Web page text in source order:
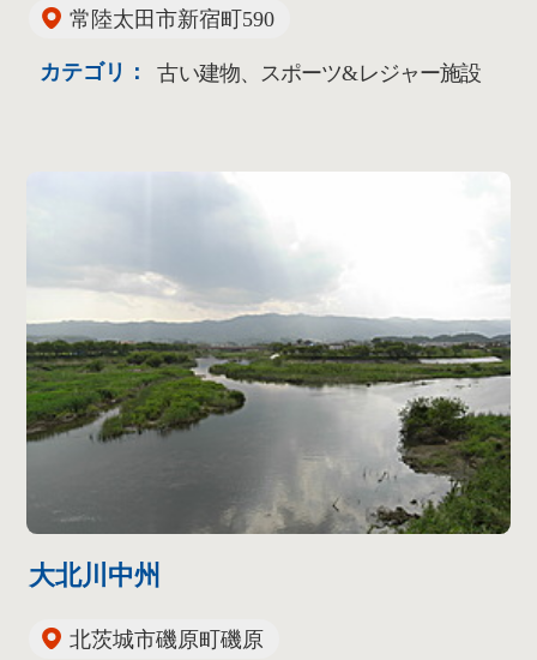
常陸太田市新宿町590
カテゴリ： 古い建物、スポーツ&レジャー施設
大北川中州
北茨城市磯原町磯原